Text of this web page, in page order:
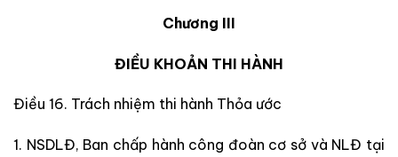
Chương III
ĐIỀU KHOẢN THI HÀNH
Điều 16. Trách nhiệm thi hành Thỏa ước
1. NSDLĐ, Ban chấp hành công đoàn cơ sở và NLĐ tại